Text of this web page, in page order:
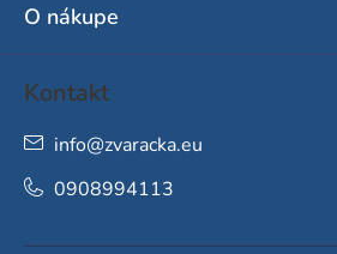
O nákupe
Kontakt
info@zvaracka.eu
0908994113